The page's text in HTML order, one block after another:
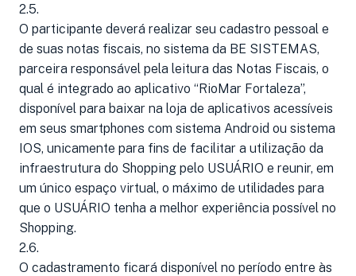
2.5.
O participante deverá realizar seu cadastro pessoal e
de suas notas fiscais, no sistema da BE SISTEMAS,
parceira responsável pela leitura das Notas Fiscais, o
qual é integrado ao aplicativo “RioMar Fortaleza”,
disponível para baixar na loja de aplicativos acessíveis
em seus smartphones com sistema Android ou sistema
IOS, unicamente para fins de facilitar a utilização da
infraestrutura do Shopping pelo USUÁRIO e reunir, em
um único espaço virtual, o máximo de utilidades para
que o USUÁRIO tenha a melhor experiência possível no
Shopping.
2.6.
O cadastramento ficará disponível no período entre às